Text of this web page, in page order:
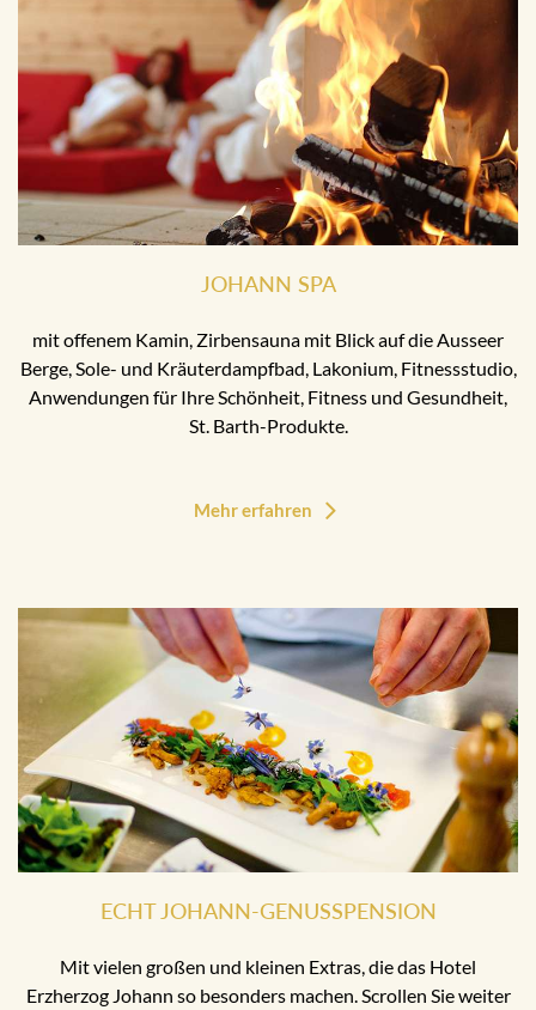
JOHANN SPA
mit offenem Kamin, Zirbensauna mit Blick auf die Ausseer
Berge, Sole- und Kräuterdampfbad, Lakonium, Fitnessstudio,
Anwendungen für Ihre Schönheit, Fitness und Gesundheit,
St. Barth-Produkte.
Mehr erfahren
ECHT JOHANN-GENUSSPENSION
Mit vielen großen und kleinen Extras, die das Hotel
Erzherzog Johann so besonders machen. Scrollen Sie weiter